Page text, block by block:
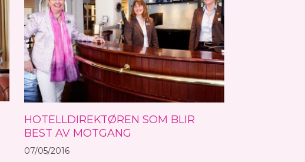
HOTELLDIREKTØREN SOM BLIR
BEST AV MOTGANG
07/05/2016